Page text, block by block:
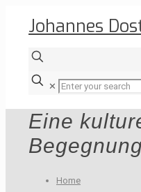
Johannes
✕
Eine
Home